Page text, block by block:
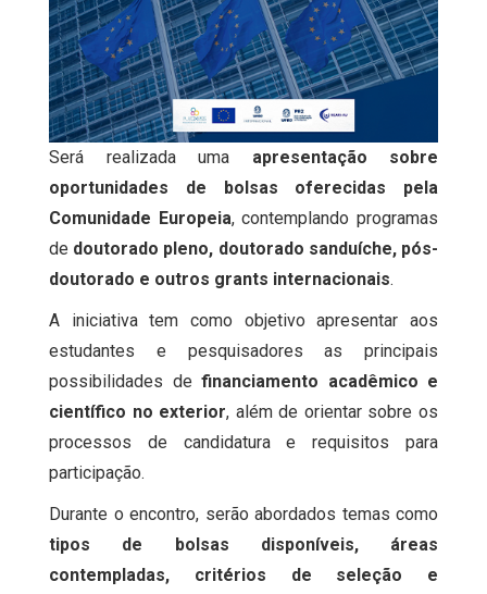
Será realizada uma apresentação sobre
oportunidades de bolsas oferecidas pela
Comunidade Europeia, contemplando programas
de doutorado pleno, doutorado sanduíche, pós-
doutorado e outros grants internacionais.
A iniciativa tem como objetivo apresentar aos
estudantes e pesquisadores as principais
possibilidades de financiamento acadêmico e
científico no exterior, além de orientar sobre os
processos de candidatura e requisitos para
participação.
Durante o encontro, serão abordados temas como
tipos de bolsas disponíveis, áreas
contempladas, critérios de seleção e